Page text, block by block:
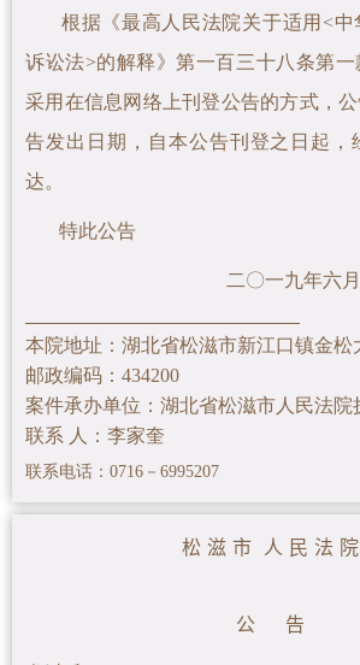
根据《最高人民法院关于适用<
诉讼法>的解释》第一百三十八条第
采用在信息网络上刊登公告的方式，
告发出日期，自本公告刊登之日起，
达。
特此公告
二〇一九年六
本院地址：湖北省松滋市新江口镇金松
邮政编码：434200
案件承办单位：湖北省松滋市人民法院
联系 人：李家奎
联系电话：0716－6995207
松 滋 市 人 民 法 院
公 告